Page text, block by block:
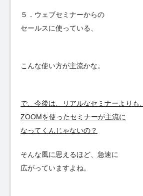
５．ウェブセミナーからの
セールスに使っている、
こんな使い方が主流かな。
で、今後は、リアルなセミナーよりも、
ZOOMを使ったセミナーが主流に
なってくんじゃないの？
そんな風に思えるほど、急速に
広がっていますよね。